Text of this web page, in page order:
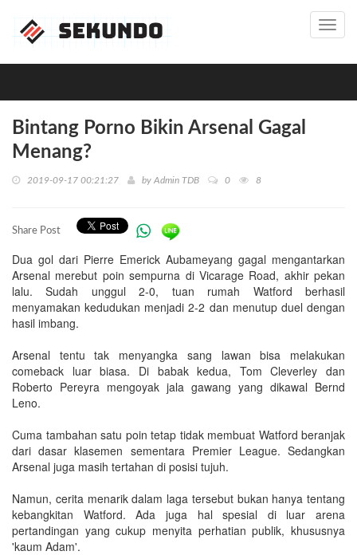
Bintang Porno Bikin Arsenal Gagal
Menang?
2019-09-17 00:21:27 by Admin TDB 0 8
Share Post
Dua gol dari Pierre Emerick Aubameyang gagal mengantarkan
Arsenal merebut poin sempurna di Vicarage Road, akhir pekan
lalu. Sudah unggul 2-0, tuan rumah Watford berhasil
menyamakan kedudukan menjadi 2-2 dan menutup duel dengan
hasil imbang.
Arsenal tentu tak menyangka sang lawan bisa melakukan
comeback luar biasa. Di babak kedua, Tom Cleverley dan
Roberto Pereyra mengoyak jala gawang yang dikawal Bernd
Leno.
Cuma tambahan satu poin tetap tidak membuat Watford beranjak
dari dasar klasemen sementara Premier League. Sedangkan
Arsenal juga masih tertahan di posisi tujuh.
Namun, cerita menarik dalam laga tersebut bukan hanya tentang
kebangkitan Watford. Ada juga hal spesial di luar arena
pertandingan yang cukup menyita perhatian publik, khususnya
'kaum Adam'.